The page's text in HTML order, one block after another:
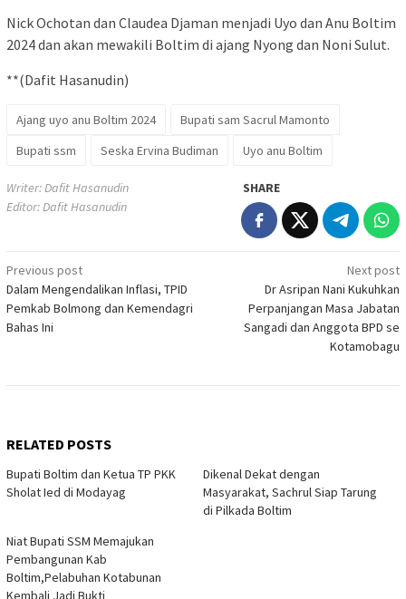
Nick Ochotan dan Claudea Djaman menjadi Uyo dan Anu Boltim
2024 dan akan mewakili Boltim di ajang Nyong dan Noni Sulut.
**(Dafit Hasanudin)
Ajang uyo anu Boltim 2024
Bupati sam Sacrul Mamonto
Bupati ssm
Seska Ervina Budiman Uyo anu Boltim
Writer: Dafit Hasanudin
Editor: Dafit Hasanudin
SHARE
Post
navigation
Previous post
Dalam Mengendalikan Inflasi, TPID
Pemkab Bolmong dan Kemendagri
Bahas Ini
Next post
Dr Asripan Nani Kukuhkan
Perpanjangan Masa Jabatan
Sangadi dan Anggota BPD se
Kotamobagu
RELATED POSTS
Bupati Boltim dan Ketua TP PKK
Sholat Ied di Modayag
Dikenal Dekat dengan
Masyarakat, Sachrul Siap Tarung
di Pilkada Boltim
Niat Bupati SSM Memajukan
Pembangunan Kab
Boltim,Pelabuhan Kotabunan
Kembali Jadi Bukti